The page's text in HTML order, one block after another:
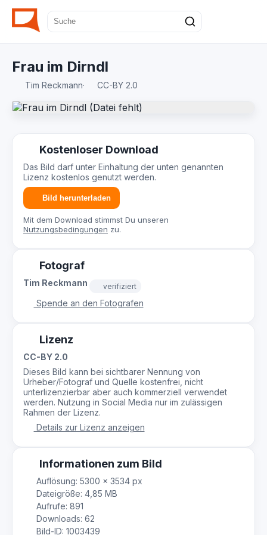
Frau im Dirndl
Tim Reckmann· CC-BY 2.0
Kostenloser Download
Das Bild darf unter Einhaltung der unten genannten
Lizenz kostenlos genutzt werden.
Bild herunterladen
Mit dem Download stimmst Du unseren
Nutzungsbedingungen zu.
Fotograf
Tim Reckmann verifiziert
Spende an den Fotografen
Lizenz
CC-BY 2.0
Dieses Bild kann bei sichtbarer Nennung von
Urheber/Fotograf und Quelle kostenfrei, nicht
unterlizenzierbar aber auch kommerziell verwendet
werden. Nutzung in Social Media nur im zulässigen
Rahmen der Lizenz.
Details zur Lizenz anzeigen
Informationen zum Bild
Auflösung: 5300 × 3534 px
Dateigröße: 4,85 MB
Aufrufe: 891
Downloads: 62
Bild-ID: 1003439